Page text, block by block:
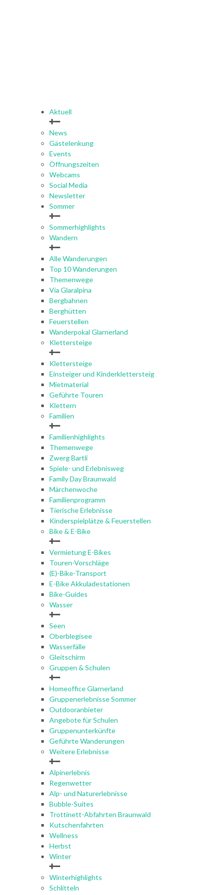
Aktuell
News
Gästelenkung
Events
Öffnungszeiten
Webcams
Social Media
Newsletter
Sommer
Sommerhighlights
Wandern
Alle Wanderungen
Top 10 Wanderungen
Themenwege
Via Glaralpina
Bergbahnen
Berghütten
Feuerstellen
Wanderpokal Glarnerland
Klettersteige
Klettersteige
Einsteiger und Kinderklettersteig
Mietmaterial
Geführte Touren
Klettern
Familien
Familienhighlights
Themenwege
Zwerg Bartli
Spiele- und Erlebnisweg
Family Day Braunwald
Märchenwoche
Familienprogramm
Tierische Erlebnisse
Kinderspielplätze & Feuerstellen
Bike & E-Bike
Vermietung E-Bikes
Touren-Vorschläge
(E)-Bike-Transport
E-Bike Akkuladestationen
Bike-Guides
Wasser
Seen
Oberblegisee
Wasserfälle
Gleitschirm
Gruppen & Schulen
Homeoffice Glarnerland
Gruppenerlebnisse Sommer
Outdooranbieter
Angebote für Schulen
Gruppenunterkünfte
Geführte Wanderungen
Weitere Erlebnisse
Alpinerlebnis
Regenwetter
Alp- und Naturerlebnisse
Bubble-Suites
Trottinett-Abfahrten Braunwald
Kutschenfahrten
Wellness
Herbst
Winter
Winterhighlights
Schlitteln